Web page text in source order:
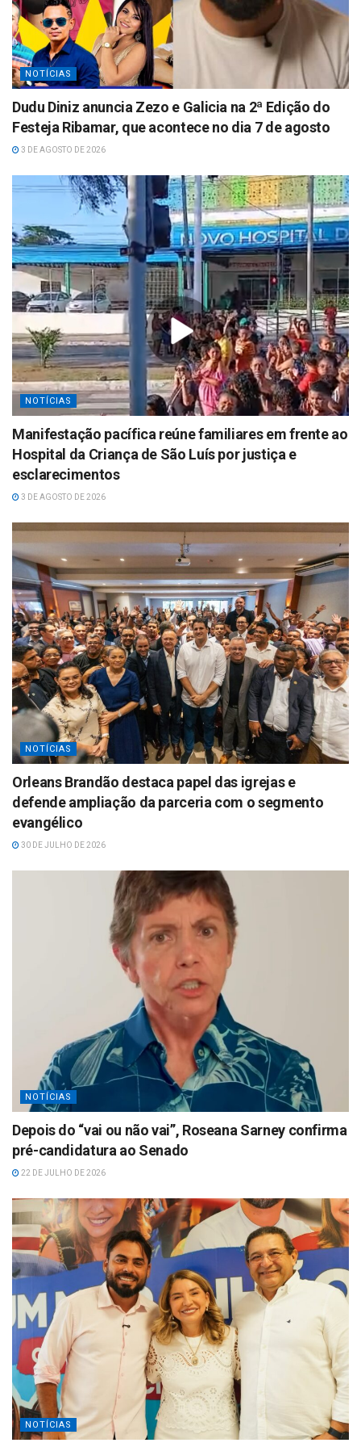
NOTÍCIAS
Dudu Diniz anuncia Zezo e Galicia na 2ª Edição do
Festeja Ribamar, que acontece no dia 7 de agosto
3 DE AGOSTO DE 2026
NOTÍCIAS
Manifestação pacífica reúne familiares em frente ao
Hospital da Criança de São Luís por justiça e
esclarecimentos
3 DE AGOSTO DE 2026
NOTÍCIAS
Orleans Brandão destaca papel das igrejas e
defende ampliação da parceria com o segmento
evangélico
30 DE JULHO DE 2026
NOTÍCIAS
Depois do “vai ou não vai”, Roseana Sarney confirma
pré-candidatura ao Senado
22 DE JULHO DE 2026
NOTÍCIAS